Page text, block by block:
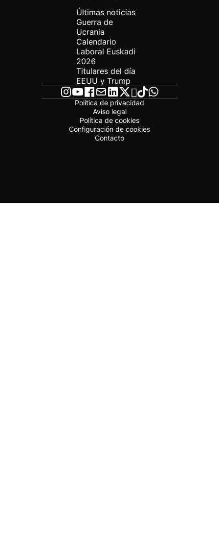
Últimas noticias
Guerra de
Ucrania
Calendario
Laboral Euskadi
2026
Titulares del día
EEUU y Trump
Política de privacidad
Aviso legal
Política de cookies
Configuración de cookies
Contacto